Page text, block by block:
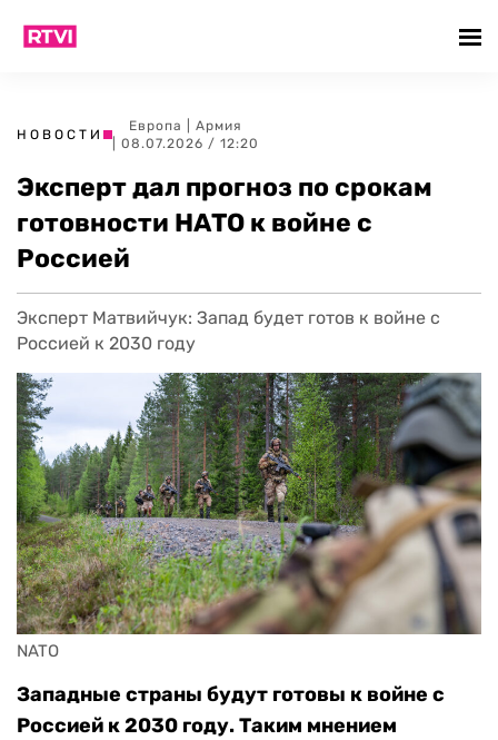
НОВОСТИ
Европа
Армия
| 08.07.2026 / 12:20
Эксперт дал прогноз по срокам
готовности НАТО к войне с
Россией
Эксперт Матвийчук: Запад будет готов к войне с
Россией к 2030 году
NATO
Западные страны будут готовы к войне с
Россией к 2030 году. Таким мнением